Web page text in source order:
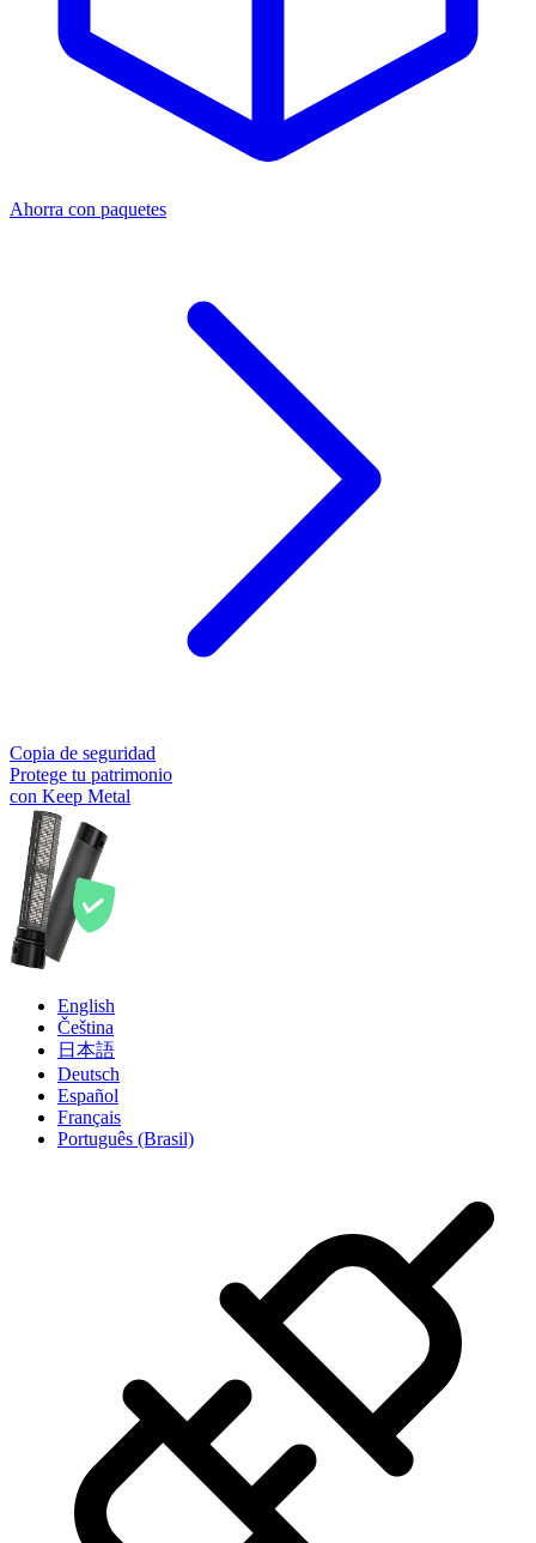
Ahorra con paquetes
Copia de seguridad
Protege tu patrimonio
con Keep Metal
English
Čeština
日本語
Deutsch
Español
Français
Português (Brasil)